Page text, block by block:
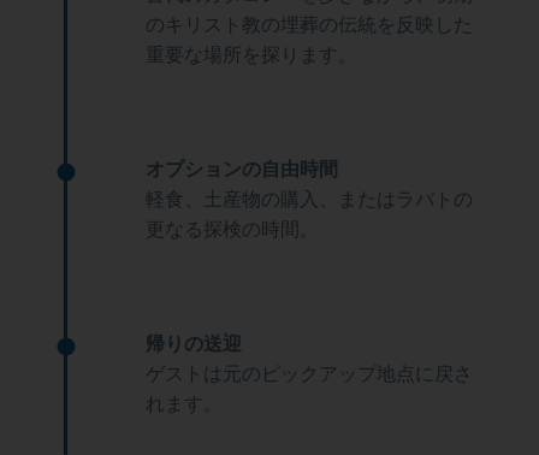
のキリスト教の埋葬の伝統を反映した
重要な場所を探ります。
オプションの自由時間
軽食、土産物の購入、またはラバトの
更なる探検の時間。
帰りの送迎
ゲストは元のピックアップ地点に戻さ
れます。